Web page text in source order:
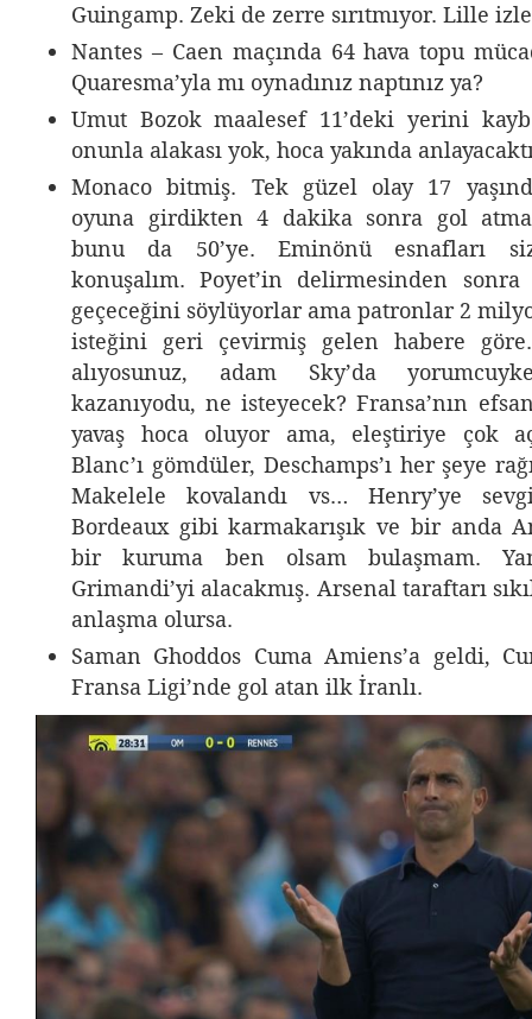
Guingamp. Zeki de zerre sırıtmıyor. Lille
Nantes – Caen maçında 64 hava topu
Quaresma’yla mı oynadınız naptınız ya?
Umut Bozok maalesef 11’deki yerini
onunla alakası yok, hoca yakında
Monaco bitmiş. Tek güzel olay 17
oyuna girdikten 4 dakika sonra gol
bunu da 50’ye. Eminönü esnafları
konuşalım. Poyet’in delirmesinden
geçeceğini söylüyorlar ama patronlar 2
isteğini geri çevirmiş gelen habere
alıyosunuz, adam Sky’da
kazanıyodu, ne isteyecek? Fransa’nın
yavaş hoca oluyor ama, eleştiriye çok
Blanc’ı gömdüler, Deschamps’ı her şeye
Makelele kovalandı vs… Henry’ye
Bordeaux gibi karmakarışık ve bir anda
bir kuruma ben olsam bulaşmam.
Grimandi’yi alacakmış. Arsenal taraftarı
anlaşma olursa.
Saman Ghoddos Cuma Amiens’a geldi,
Fransa Ligi’nde gol atan ilk İranlı.